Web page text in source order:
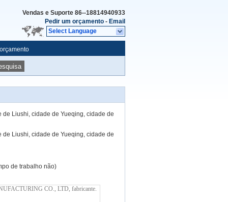
Vendas e Suporte 86--18814940933
Pedir um orçamento - Email
Select Language
Liushi, cidade de Yueqing, cidade de
Liushi, cidade de Yueqing, cidade de
de trabalho não)